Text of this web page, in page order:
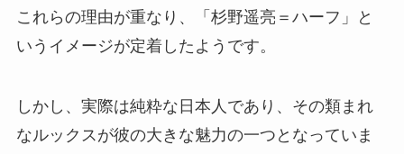
これらの理由が重なり、「杉野遥亮＝ハーフ」と
いうイメージが定着したようです。
しかし、実際は純粋な日本人であり、その類まれ
なルックスが彼の大きな魅力の一つとなっていま